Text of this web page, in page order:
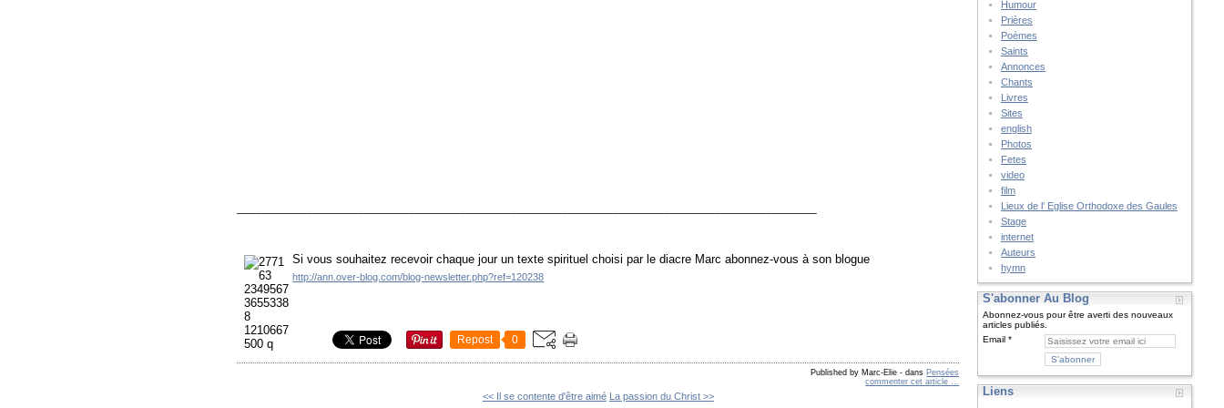
Si vous souhaitez recevoir chaque jour un texte spirituel choisi par le diacre Marc abonnez-vous à son blogue
http://ann.over-blog.com/blog-newsletter.php?ref=120238
Repost 0
Published by Marc-Elie - dans Pensées
commenter cet article
<< Il se contente d'être aimé La passion du Christ >>
Humour
Prières
Poèmes
Saints
Annonces
Chants
Livres
Sites
english
Photos
Fetes
video
film
Lieux de l' Eglise Orthodoxe des Gaules
Stage
internet
Auteurs
hymn
S'abonner Au Blog
Abonnez-vous pour être averti des nouveaux
articles publiés.
Email
Liens